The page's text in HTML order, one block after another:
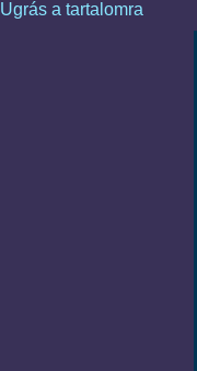
Ugrás a tartalomra